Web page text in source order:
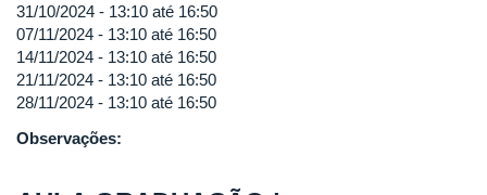
31/10/2024 - 13:10 até 16:50
07/11/2024 - 13:10 até 16:50
14/11/2024 - 13:10 até 16:50
21/11/2024 - 13:10 até 16:50
28/11/2024 - 13:10 até 16:50
Observações: